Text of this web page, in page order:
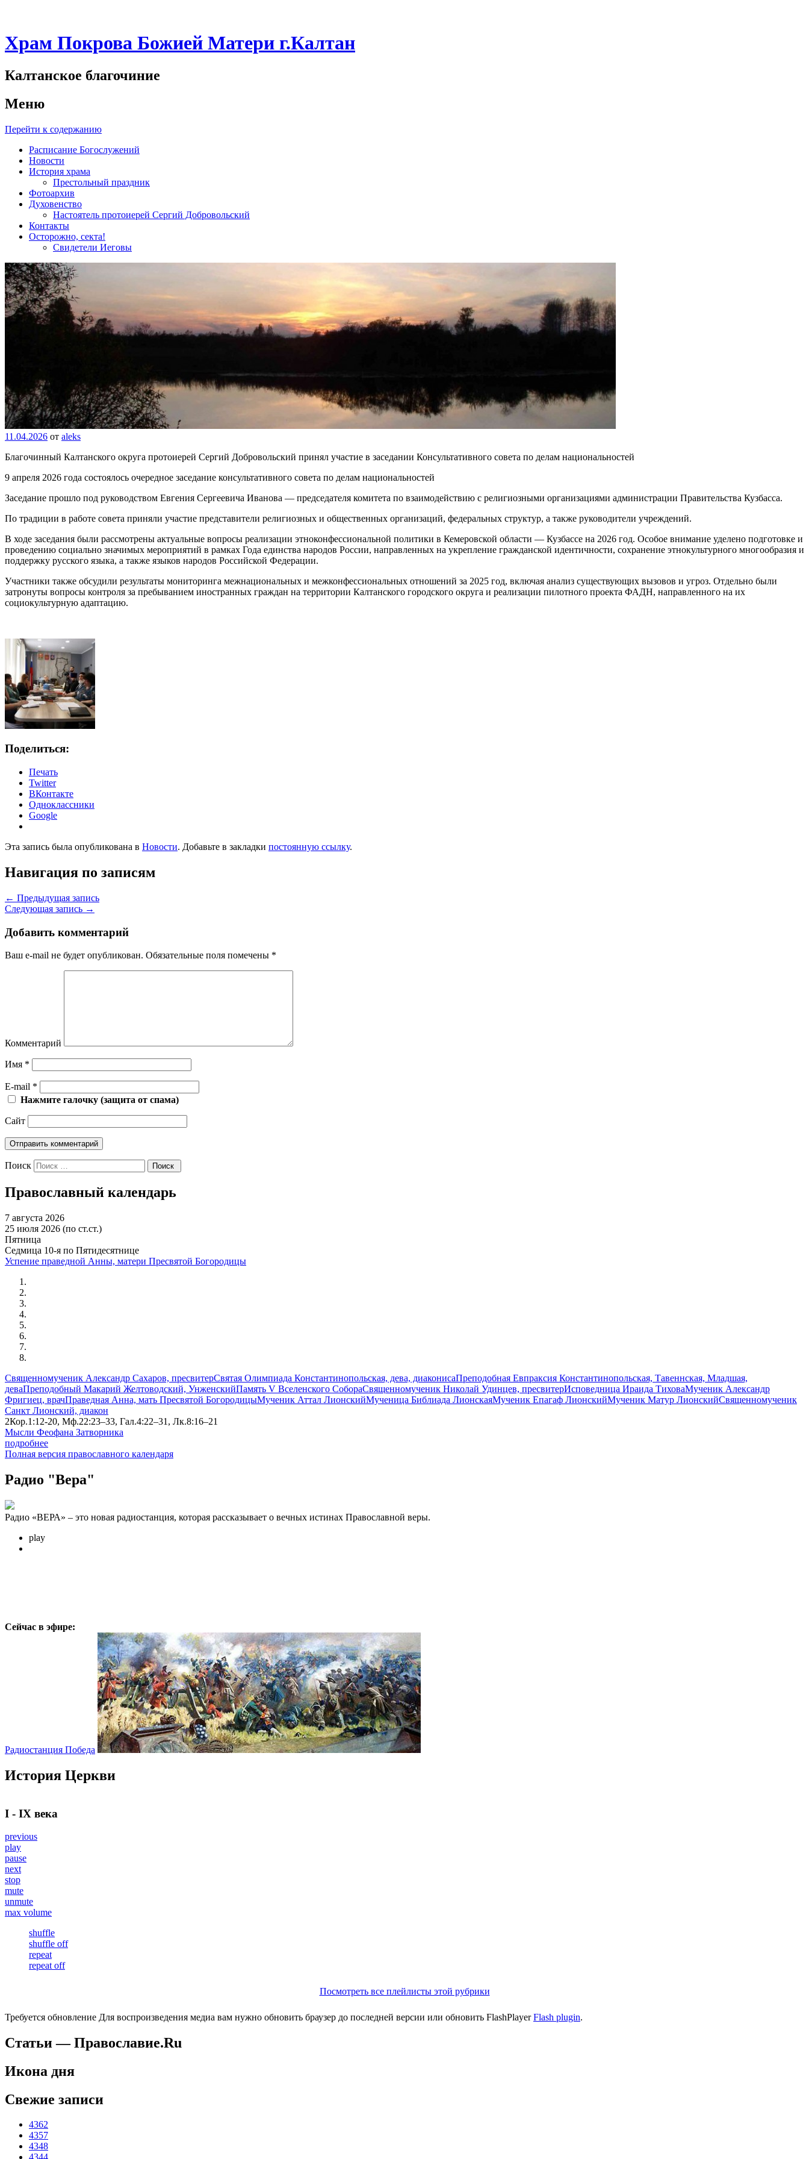
Храм Покрова Божией Матери г.Калтан
Калтанское благочиние
Меню
Перейти к содержанию
Расписание Богослужений
Новости
История храма
Престольный праздник
Фотоархив
Духовенство
Настоятель протоиерей Сергий Добровольский
Контакты
Осторожно, секта!
Свидетели Иеговы
11.04.2026 от aleks
Благочинный Калтанского округа протоиерей Сергий Добровольский принял участие в заседании Консультативного совета по делам национальностей
9 апреля 2026 года состоялось очередное заседание консультативного совета по делам национальностей
Заседание прошло под руководством Евгения Сергеевича Иванова — председателя комитета по взаимодействию с религиозными организациями администрации Правительства Кузбасса.
По традиции в работе совета приняли участие представители религиозных и общественных организаций, федеральных структур, а также руководители учреждений.
В ходе заседания были рассмотрены актуальные вопросы реализации этноконфессиональной политики в Кемеровской области — Кузбассе на 2026 год. Особое внимание уделено подготовке и
проведению социально значимых мероприятий в рамках Года единства народов России, направленных на укрепление гражданской идентичности, сохранение этнокультурного многообразия и
поддержку русского языка, а также языков народов Российской Федерации.
Участники также обсудили результаты мониторинга межнациональных и межконфессиональных отношений за 2025 год, включая анализ существующих вызовов и угроз. Отдельно были
затронуты вопросы контроля за пребыванием иностранных граждан на территории Калтанского городского округа и реализации пилотного проекта ФАДН, направленного на их
социокультурную адаптацию.
Поделиться:
Печать
Twitter
ВКонтакте
Одноклассники
Google
Эта запись была опубликована в Новости. Добавьте в закладки постоянную ссылку.
Навигация по записям
← Предыдущая запись
Следующая запись →
Добавить комментарий
Ваш e-mail не будет опубликован. Обязательные поля помечены *
Комментарий
Имя *
E-mail *
Нажмите галочку (защита от спама)
Сайт
Поиск
Православный календарь
7 августа 2026
25 июля 2026 (по ст.ст.)
Пятница
Седмица 10-я по Пятидесятнице
Успение праведной Анны, матери Пресвятой Богородицы
Священномученик Александр Сахаров, пресвитерСвятая Олимпиада Константинопольская, дева, диаконисаПреподобная Евпраксия Константинопольская, Тавеннская, Младшая,
деваПреподобный Макарий Желтоводский, УнженскийПамять V Вселенского СобораСвященномученик Николай Удинцев, пресвитерИсповедница Ираида ТиховаМученик Александр
Фригиец, врачПраведная Анна, мать Пресвятой БогородицыМученик Аттал ЛионскийМученица Библиада ЛионскаяМученик Епагаф ЛионскийМученик Матур ЛионскийСвященномученик
Санкт Лионский, диакон
2Кор.1:12-20, Мф.22:23–33, Гал.4:22–31, Лк.8:16–21
Мысли Феофана Затворника
подробнее
Полная версия православного календаря
Радио "Вера"
Радио «ВЕРА» – это новая радиостанция, которая рассказывает о вечных истинах Православной веры.
play
Сейчас в эфире:
Радиостанция Победа
История Церкви
I - IX века
previous
play
pause
next
stop
mute
unmute
max volume
shuffle
shuffle off
repeat
repeat off
Посмотреть все плейлисты этой рубрики
Требуется обновление Для воспроизведения медиа вам нужно обновить браузер до последней версии или обновить FlashPlayerFlash plugin.
Статьи — Православие.Ru
Икона дня
Свежие записи
4362
4357
4348